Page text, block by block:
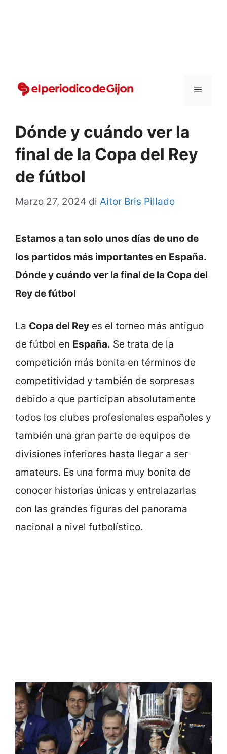
Menu
Dónde y cuándo ver la
final de la Copa del Rey
de fútbol
Marzo 27, 2024 di Aitor Bris Pillado
Estamos a tan solo unos días de uno de
los partidos más importantes en España.
Dónde y cuándo ver la final de la Copa del
Rey de fútbol
La Copa del Rey es el torneo más antiguo
de fútbol en España. Se trata de la
competición más bonita en términos de
competitividad y también de sorpresas
debido a que participan absolutamente
todos los clubes profesionales españoles y
también una gran parte de equipos de
divisiones inferiores hasta llegar a ser
amateurs. Es una forma muy bonita de
conocer historias únicas y entrelazarlas
con las grandes figuras del panorama
nacional a nivel futbolístico.